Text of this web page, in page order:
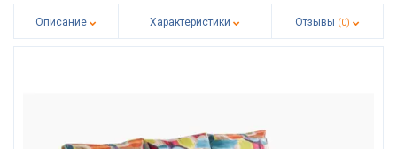
Описание Характеристики Отзывы (0)